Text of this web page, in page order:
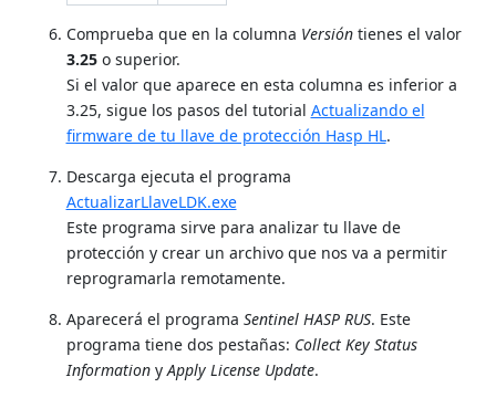
Comprueba que en la columna Versióntienes el valor
3.25o superior.
Si el valor que aparece en esta columna es inferior a
3.25, sigue los pasos del tutorial Actualizando el
firmware de tu llave de protección Hasp HL.
Descarga ejecuta el programa
ActualizarLlaveLDK.exe
Este programa sirve para analizar tu llave de
protección y crear un archivo que nos va a permitir
reprogramarla remotamente.
Aparecerá el programa Sentinel HASP RUS. Este
programa tiene dos pestañas: Collect Key Status
Informationy Apply License Update.